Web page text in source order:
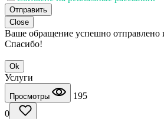
Отправить
Close
Ваше обращение успешно отправлено
Спасибо!
Ok
Услуги
Просмотры
195
0